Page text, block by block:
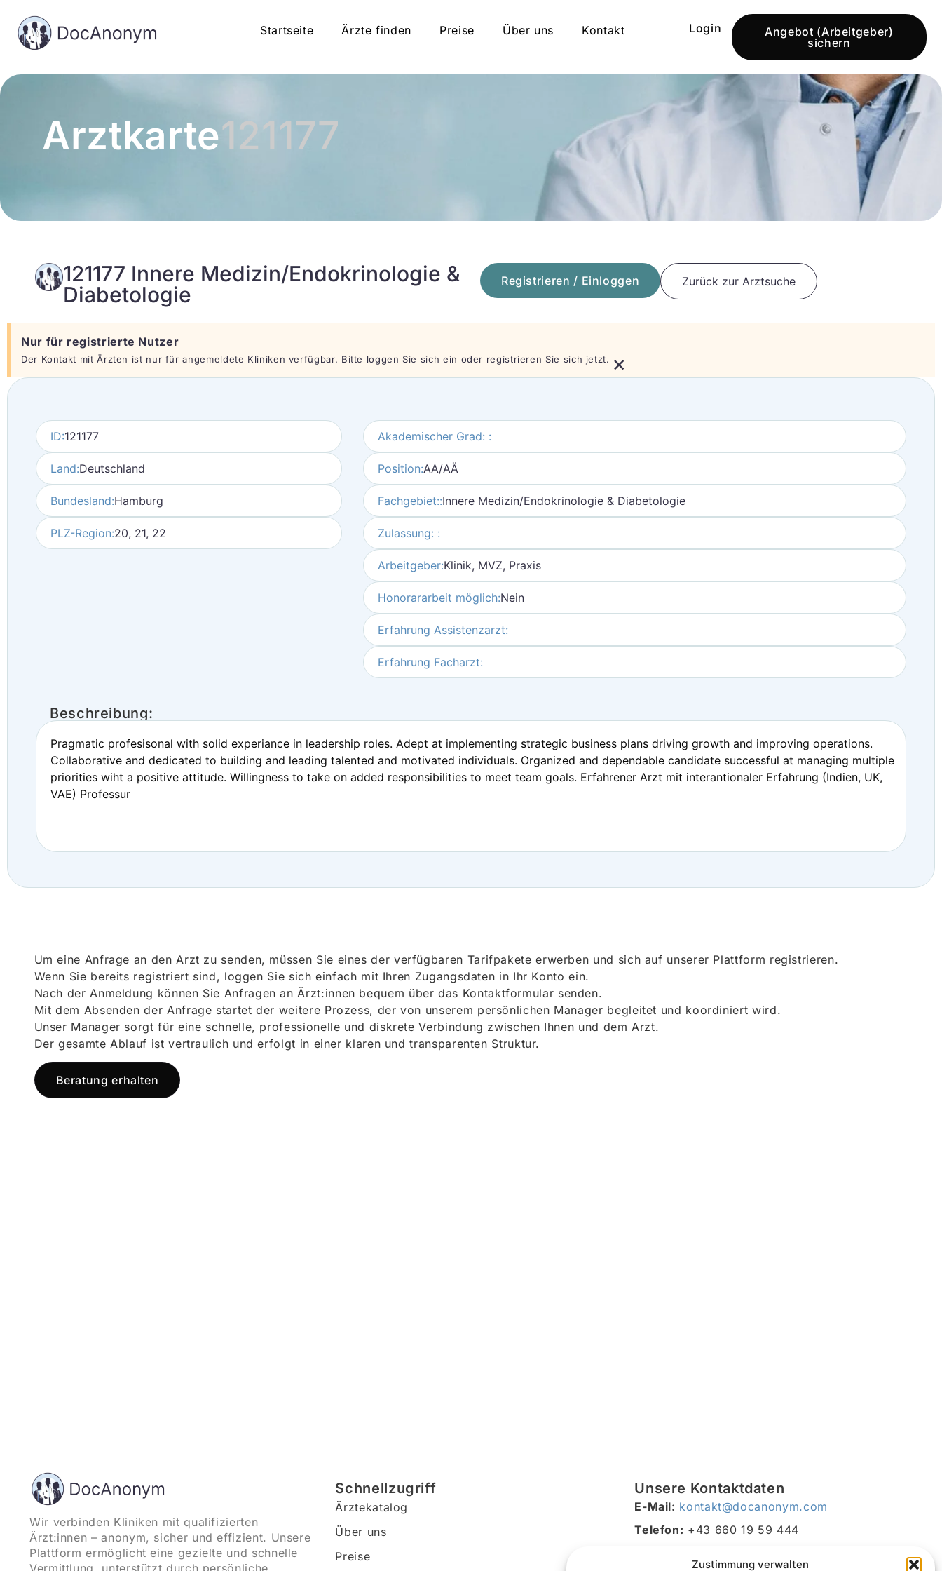
Zustimmung verwalten
Startseite Ärzte finden Preise Über uns Kontakt Login
Angebot (Arbeitgeber)
sichern
Arztkarte121177
121177 Innere Medizin/Endokrinologie &
Diabetologie
Registrieren / Einloggen Zurück zur Arztsuche
Nur für registrierte Nutzer
Der Kontakt mit Ärzten ist nur für angemeldete Kliniken verfügbar. Bitte loggen Sie sich ein oder registrieren Sie sich jetzt. ×
ID:121177
Land:Deutschland
Bundesland:Hamburg
PLZ-Region:20, 21, 22
Akademischer Grad: :
Position:AA/AÄ
Fachgebiet::Innere Medizin/Endokrinologie & Diabetologie
Zulassung: :
Arbeitgeber:Klinik, MVZ, Praxis
Honorararbeit möglich:Nein
Erfahrung Assistenzarzt:
Erfahrung Facharzt:
Beschreibung:
Pragmatic profesisonal with solid experiance in leadership roles. Adept at implementing strategic business plans driving growth and improving operations.
Collaborative and dedicated to building and leading talented and motivated individuals. Organized and dependable candidate successful at managing multiple
priorities wiht a positive attitude. Willingness to take on added responsibilities to meet team goals. Erfahrener Arzt mit interantionaler Erfahrung (Indien, UK,
VAE) Professur
Um eine Anfrage an den Arzt zu senden, müssen Sie eines der verfügbaren Tarifpakete erwerben und sich auf unserer Plattform registrieren.
Wenn Sie bereits registriert sind, loggen Sie sich einfach mit Ihren Zugangsdaten in Ihr Konto ein.
Nach der Anmeldung können Sie Anfragen an Ärzt:innen bequem über das Kontaktformular senden.
Mit dem Absenden der Anfrage startet der weitere Prozess, der von unserem persönlichen Manager begleitet und koordiniert wird.
Unser Manager sorgt für eine schnelle, professionelle und diskrete Verbindung zwischen Ihnen und dem Arzt.
Der gesamte Ablauf ist vertraulich und erfolgt in einer klaren und transparenten Struktur.
Beratung erhalten
Wir verbinden Kliniken mit qualifizierten
Ärzt:innen – anonym, sicher und effizient. Unsere
Plattform ermöglicht eine gezielte und schnelle
Vermittlung, unterstützt durch persönliche
Schnellzugriff
Ärztekatalog
Über uns
Preise
Unsere Kontaktdaten
E-Mail: kontakt@docanonym.com
Telefon: +43 660 19 59 444